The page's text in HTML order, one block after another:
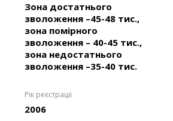
Зона достатнього
зволоження –45-48 тис.,
зона помірного
зволоження – 40-45 тис.,
зона недостатнього
зволоження –35-40 тис.
Рік реєстрації
2006